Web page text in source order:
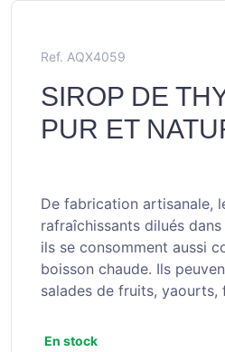
Ref. AQX4059
SIROP DE
PUR ET
De fabrication artisanale,
rafraîchissants dilués dans
ils se consomment aussi
boisson chaude. Ils
salades de fruits, yaourts,
En stock